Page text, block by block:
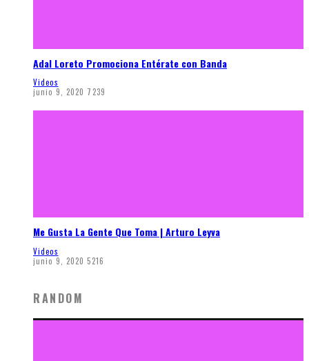
Adal Loreto Promociona Entérate con Banda
Videos
junio 9, 2020 7239
Me Gusta La Gente Que Toma | Arturo Leyva
Videos
junio 9, 2020 5216
RANDOM